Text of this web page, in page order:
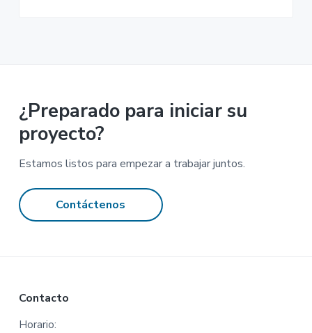
¿Preparado para iniciar su
proyecto?
Estamos listos para empezar a trabajar juntos.
Contáctenos
Footer
Contacto
Horario: